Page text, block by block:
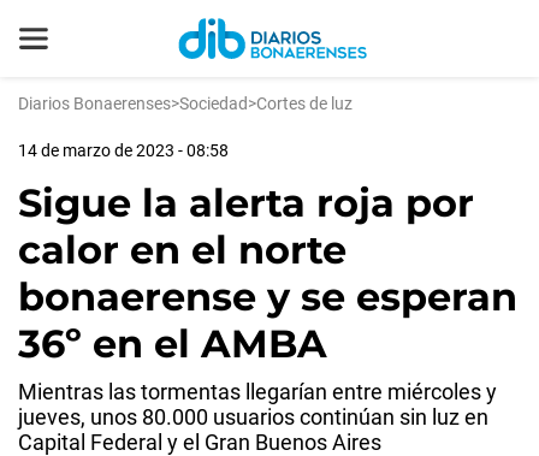
Diarios Bonaerenses>Sociedad>Cortes de luz
14 de marzo de 2023 - 08:58
Sigue la alerta roja por
calor en el norte
bonaerense y se esperan
36º en el AMBA
Mientras las tormentas llegarían entre miércoles y
jueves, unos 80.000 usuarios continúan sin luz en
Capital Federal y el Gran Buenos Aires